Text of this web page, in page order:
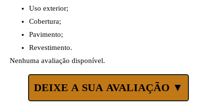
Uso exterior;
Cobertura;
Pavimento;
Revestimento.
Nenhuma avaliação disponível.
DEIXE A SUA AVALIAÇÃO ▼